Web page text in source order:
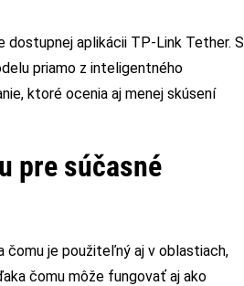
dostupnej aplikácii TP-Link Tether. S
priamo z inteligentného
ktoré ocenia aj menej skúsení
pre súčasné
čomu je použiteľný aj v oblastiach,
čomu môže fungovať aj ako